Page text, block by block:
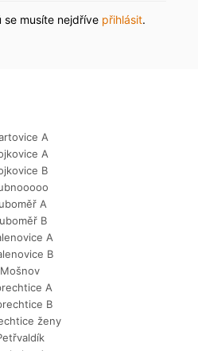
se musíte nejdříve přihlásit.
A
A
B
A
B
A
B
Mošnov
A
B
ženy